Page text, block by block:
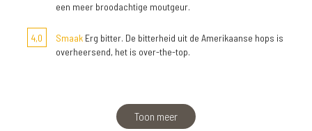
een meer broodachtige moutgeur.
4,0 Smaak Erg bitter. De bitterheid uit de Amerikaanse hops is
overheersend, het is over-the-top.
Toon meer